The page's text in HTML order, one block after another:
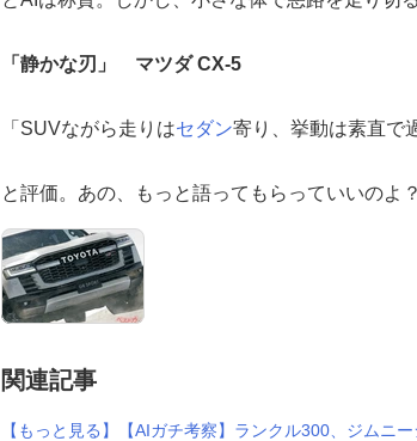
「静かな刃」 マツダ CX-5
「SUVながら走りはセダン寄り、挙動は素直で
と評価。あの、もっと語ってもらっていいのよ？
関連記事
【もっと見る】【AIガチ考察】ランクル300、ジムニ